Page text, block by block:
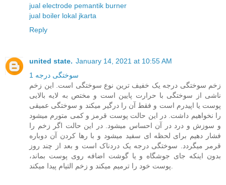
jual electrode pemantik burner
jual boiler lokal jkarta
Reply
united state. January 14, 2021 at 10:55 AM
سوختگی درجه 1
زخم سوختگی درجه یک خفیف ترین نوع سوختگی است. این زخم
ناشی از سوختگی با حرارت پایین است و مختص به لایه بالایی
پوست یا اپیدرم است و فقط آن را درگیر میکند و سوختگی عمیقی
را نخواهیم داشت. در این حالت پوست قرمز و کمی متورم میشود
و سوزش و درد در آن احساس میشود. در این حالت اگر زخم را
فشار دهیم برای لحظه ای سفید میشود و با رها کردن آن دوباره
قرمر میگردد. سوختگی درجه یک دردناک است و بعد از چند روز
بدون اینکه جای جوشگاه و یا گوشت اضافه روی پوست بماند،